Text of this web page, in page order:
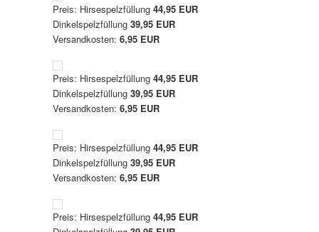
Preis: Hirsespelzfüllung44,95 EUR
Dinkelspelzfüllung39,95 EUR
Versandkosten:6,95 EUR
Preis: Hirsespelzfüllung44,95 EUR
Dinkelspelzfüllung39,95 EUR
Versandkosten:6,95 EUR
Preis: Hirsespelzfüllung44,95 EUR
Dinkelspelzfüllung39,95 EUR
Versandkosten:6,95 EUR
Preis: Hirsespelzfüllung44,95 EUR